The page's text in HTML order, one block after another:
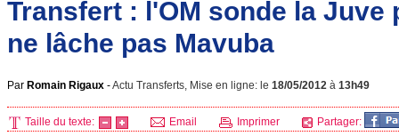
Transfert : l'OM sonde la Juve
ne lâche pas Mavuba
Par Romain Rigaux -Actu Transferts, Mise en ligne: le 18/05/2012 à 13h49
Taille du texte: Email Imprimer Partager: